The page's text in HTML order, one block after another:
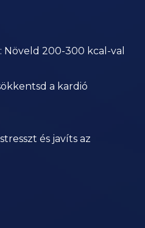
: Növeld 200-300 kcal-val
a kardió
és javíts az